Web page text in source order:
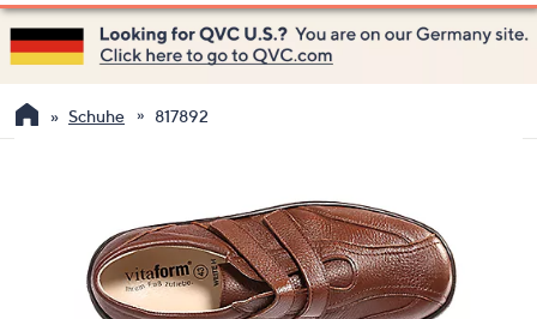
verfügbar
sind,
verwenden
Sie
Schuhe 817892